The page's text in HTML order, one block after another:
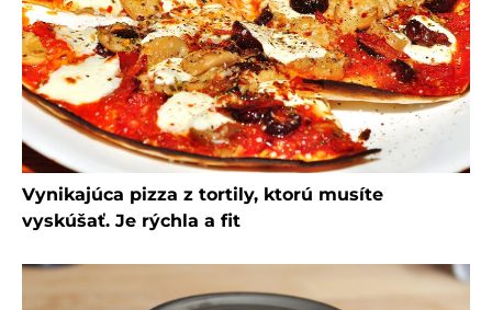
Vynikajúca pizza z tortily, ktorú musíte
vyskúšať. Je rýchla a fit